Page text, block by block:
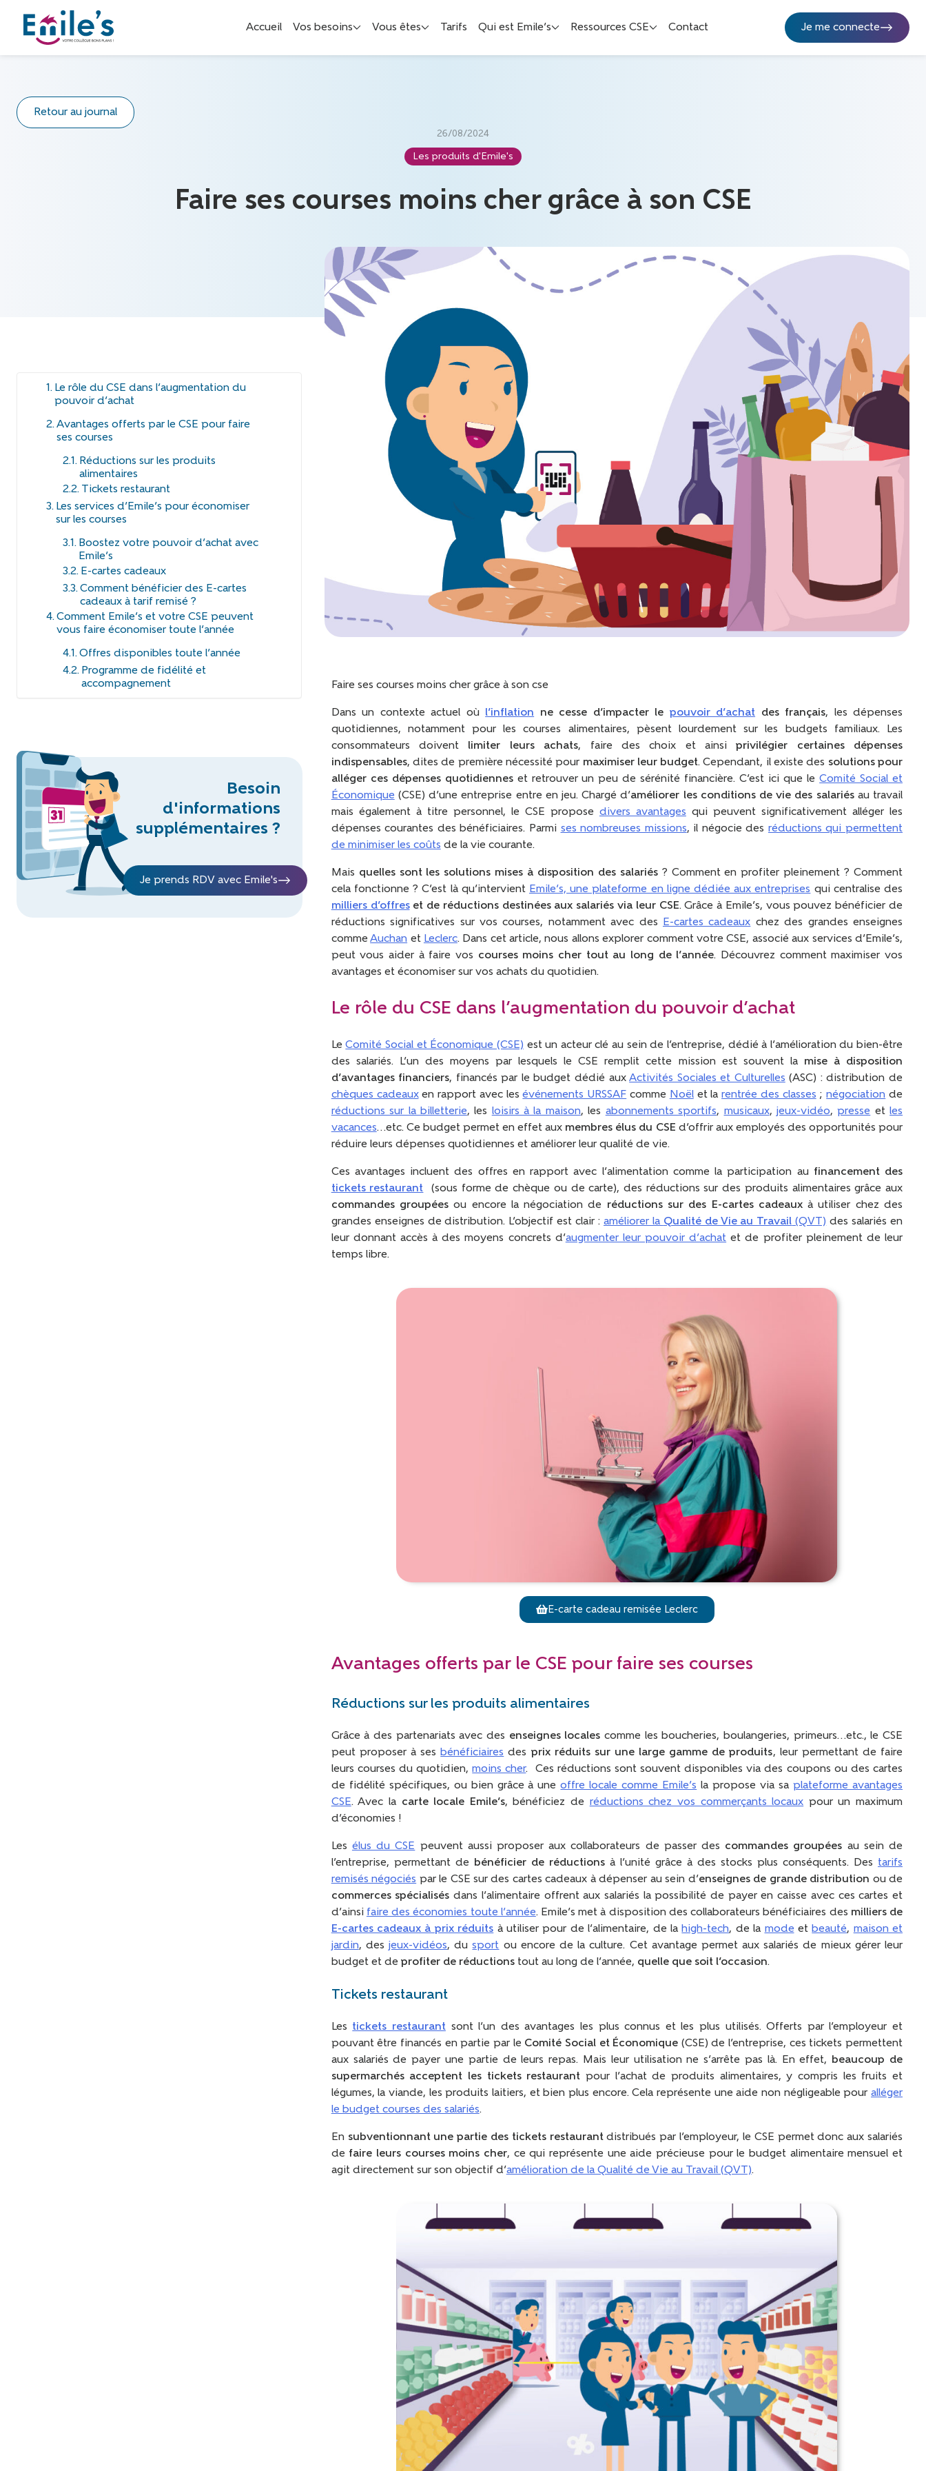
Accueil Vos besoins Vous êtes Tarifs Qui est Emile’s Ressources CSE Contact Je me connecte
Retour au journal
26/08/2024
Les produits d'Emile's
Faire ses courses moins cher grâce à son CSE
Le rôle du CSE dans l’augmentation du
pouvoir d’achat
Avantages offerts par le CSE pour faire
ses courses
Réductions sur les produits
alimentaires
Tickets restaurant
Les services d’Emile’s pour économiser
sur les courses
Boostez votre pouvoir d’achat avec
Emile’s
E-cartes cadeaux
Comment bénéficier des E-cartes
cadeaux à tarif remisé ?
Comment Emile’s et votre CSE peuvent
vous faire économiser toute l’année
Offres disponibles toute l’année
Programme de fidélité et
accompagnement
Besoin
d'informations
supplémentaires ?
Je prends RDV avec Emile's
Faire ses courses moins cher grâce à son cse
Dans un contexte actuel où l’inflation ne cesse d’impacter le pouvoir d’achat des français, les dépenses
quotidiennes, notamment pour les courses alimentaires, pèsent lourdement sur les budgets familiaux. Les
consommateurs doivent limiter leurs achats, faire des choix et ainsiprivilégier certaines dépenses
indispensables, dites de première nécessité pour maximiser leur budget. Cependant, il existe des solutions pour
alléger ces dépenses quotidienneset retrouver un peu de sérénité financière. C’est ici que leComité Social et
Économique (CSE) d’une entreprise entre en jeu. Chargé d’améliorer les conditions de vie des salariésau travail
mais également à titre personnel, le CSE propose divers avantages qui peuvent significativement alléger les
dépenses courantes des bénéficiaires. Parmi ses nombreuses missions, il négocie des réductions qui permettent
de minimiser les coûts de la vie courante.
Mais quelles sont les solutions mises à disposition des salariés? Comment en profiter pleinement ? Comment
cela fonctionne ? C’est là qu’intervient Emile’s, une plateforme en ligne dédiée aux entreprises qui centralise des
milliers d’offreset de réductions destinées aux salariés via leur CSE. Grâce à Emile’s, vous pouvez bénéficier de
réductions significatives sur vos courses, notamment avec des
E-cartes cadeaux chez des grandes enseignes
commeAuchan et Leclerc. Dans cet article, nous allons explorer comment votre CSE, associé aux services d’Emile’s,
peut vous aider à faire vos courses moins cher tout au long de l’année. Découvrez comment maximiser vos
avantages et économiser sur vos achats du quotidien.
Le rôle du CSE dans l’augmentation du pouvoir d’achat
LeComité Social et Économique (CSE) est un acteur clé au sein de l’entreprise, dédié à l’amélioration du bien-être
des salariés. L’un des moyens par lesquels le CSE remplit cette mission est souvent la mise à disposition
d’avantages financiers, financés par le budget dédié auxActivités Sociales et Culturelles (ASC) : distribution de
chèques cadeauxen rapport avec lesévénements URSSAF comme Noëlet larentrée des classes ;négociation de
réductions sur la billetterie, les loisirs à la maison, les abonnements sportifs, musicaux, jeux-vidéo,presse etles
vacances…etc. Ce budget permet en effet aux membres élus du CSE d’offrir aux employés des opportunités pour
réduire leurs dépenses quotidiennes et améliorer leur qualité de vie.
Ces avantages incluent des offres en rapport avec l’alimentation comme la participation au financement des
tickets restaurant (sous forme de chèque ou de carte), des réductions sur des produits alimentaires grâce aux
commandes groupées ou encore la négociation de réductions sur des E-cartes cadeauxà utiliser chez des
grandes enseignes de distribution. L’objectif est clair : améliorer la Qualité de Vie au Travail (QVT) des salariés en
leur donnant accès à des moyens concrets d’augmenter leur pouvoir d’achat et de profiter pleinement de leur
temps libre.
E-carte cadeau remisée Leclerc
Avantages offerts par le CSE pour faire ses courses
Réductions sur les produits alimentaires
Grâce à des partenariats avec des enseignes locales comme les boucheries, boulangeries, primeurs…etc., le CSE
peut proposer à ses bénéficiaires des prix réduits sur une large gamme de produits, leur permettant de faire
leurs courses du quotidien,moins cher. Ces réductions sont souvent disponibles via des coupons ou des cartes
de fidélité spécifiques, ou bien grâce à uneoffre locale comme Emile’s la propose via saplateforme avantages
CSE. Avec la carte locale Emile’s, bénéficiez de réductions chez vos commerçants locaux pour un maximum
d’économies !
Les élus du CSE peuvent aussi proposer aux collaborateurs de passer des commandes groupées au sein de
l’entreprise, permettant de
bénéficier de réductionsà l’unité grâce à des stocks plus conséquents. Des tarifs
remisés négociés par le CSE sur des cartes cadeaux à dépenser au sein d’enseignes de grande distribution ou de
commerces spécialisés dans l’alimentaire offrent aux salariés la possibilité de payer en caisse avec ces cartes et
d’ainsi faire des économies toute l’année. Emile’s met à disposition des collaborateurs bénéficiaires des milliers de
E-cartes cadeaux à prix réduits à utiliser pour de l’alimentaire, de la high-tech, de la mode et beauté, maison et
jardin, desjeux-vidéos, dusport ou encore de la culture. Cet avantage permet aux salariés de mieux gérer leur
budget et de profiter de réductionstout au long de l’année, quelle que soit l’occasion.
Tickets restaurant
Les tickets restaurantsont l’un des avantages les plus connus et les plus utilisés. Offerts par l’employeur et
pouvant être financés en partie par le Comité Social et Économique (CSE) de l’entreprise, ces tickets permettent
aux salariés de payer une partie de leurs repas. Mais leur utilisation ne s’arrête pas là. En effet,
beaucoup de
supermarchés acceptent les tickets restaurant pour l’achat de produits alimentaires, y compris les fruits et
légumes, la viande, les produits laitiers, et bien plus encore. Cela représente une aide non négligeable pour alléger
le budget courses des salariés.
En subventionnant une partie des tickets restaurantdistribués par l’employeur, le CSE permet donc aux salariés
de faire leurs courses moins cher, ce qui représente une aide précieuse pour le budget alimentaire mensuel et
agit directement sur son objectif d’amélioration de la Qualité de Vie au Travail (QVT).